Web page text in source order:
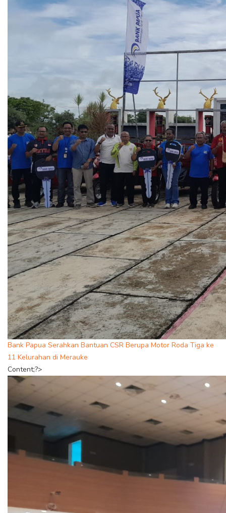
Bank Papua Serahkan Bantuan CSR Berupa Motor Roda Tiga ke
11 Kelurahan di Merauke
Content;?>